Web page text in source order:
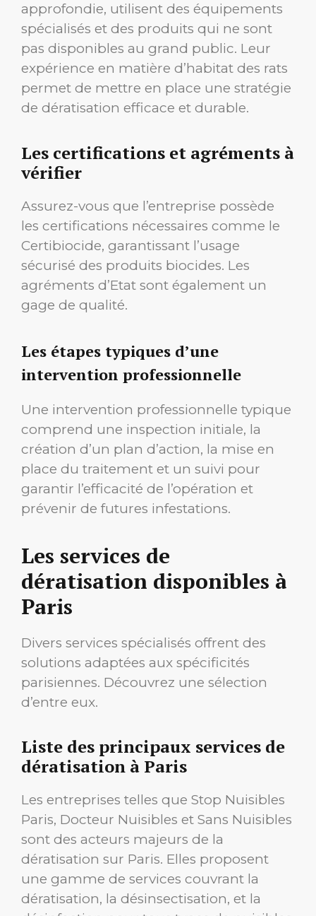
approfondie, utilisent des équipements
spécialisés et des produits qui ne sont
pas disponibles au grand public. Leur
expérience en matière d’habitat des rats
permet de mettre en place une stratégie
de dératisation efficace et durable.
Les certifications et agréments à
vérifier
Assurez-vous que l’entreprise possède
les certifications nécessaires comme le
Certibiocide, garantissant l’usage
sécurisé des produits biocides. Les
agréments d’Etat sont également un
gage de qualité.
Les étapes typiques d’une
intervention professionnelle
Une intervention professionnelle typique
comprend une inspection initiale, la
création d’un plan d’action, la mise en
place du traitement et un suivi pour
garantir l’efficacité de l’opération et
prévenir de futures infestations.
Les services de
dératisation disponibles à
Paris
Divers services spécialisés offrent des
solutions adaptées aux spécificités
parisiennes. Découvrez une sélection
d’entre eux.
Liste des principaux services de
dératisation à Paris
Les entreprises telles que Stop Nuisibles
Paris, Docteur Nuisibles et Sans Nuisibles
sont des acteurs majeurs de la
dératisation sur Paris. Elles proposent
une gamme de services couvrant la
dératisation, la désinsectisation, et la